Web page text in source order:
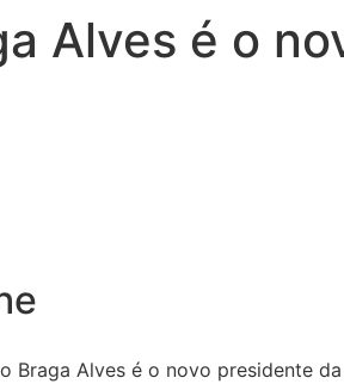
Alves é o
Braga Alves é o novo presidente